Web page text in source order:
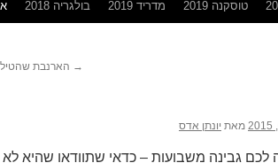
בולגריה 2018 מדריד 2019 טוסקנה 2019
→ הארנבת
מאת יונתן אדס
לכם גבינה משבועות – כדאי שתוודאו שהיא